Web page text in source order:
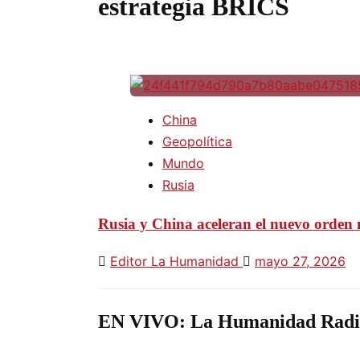
estrategia BRICS
China
Geopolítica
Mundo
Rusia
Rusia y China aceleran el nuevo
Editor La Humanidad mayo 27, 2026
EN VIVO: La Humanidad